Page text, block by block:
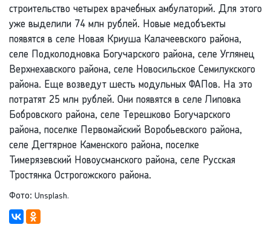
строительство четырех врачебных амбулаторий. Для этого
уже выделили 74 млн рублей. Новые медобъекты
появятся в селе Новая Криуша Калачеевского района,
селе Подколодновка Богучарского района, селе Углянец
Верхнехавского района, селе Новосильское Семилукского
района. Еще возведут шесть модульных ФАПов. На это
потратят 25 млн рублей. Они появятся в селе Липовка
Бобровского района, селе Терешково Богучарского
района, поселке Первомайский Воробьевского района,
селе Дегтярное Каменского района, поселке
Тимерязевский Новоусманского района, селе Русская
Тростянка Острогожского района.
Фото: Unsplash.